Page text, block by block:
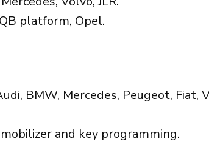
platform, Opel.
BMW, Mercedes, Peugeot, Fiat,
and key programming.